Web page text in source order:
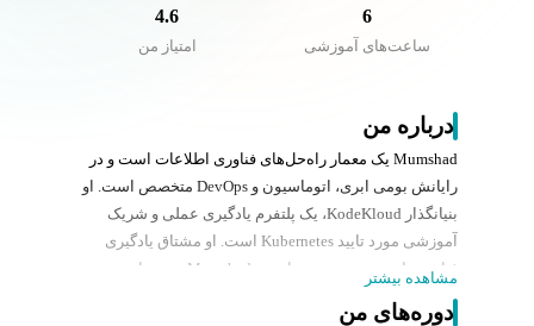
6
ساعت‌های آموزشی
4.6
امتیاز من
درباره من
Mumshad یک معمار راه‌‌حل‌های فناوری اطلاعات است و در
رایانش بومی ابری، اتوماسیون و DevOps متخصص است. او
بنیانگذار KodeKloud، یک پلتفرم یادگیری عملی و شریک
آموزشی مورد تایید Kubernetes است. او مشتاق یادگیری
فناوری‌های جدید و تدریس است. Mumshad معتقد است
بهترین راه برای یادگیری، یادگیری از طریق تمرینات سرگرم
مشاهده بیشتر
دوره‌های من